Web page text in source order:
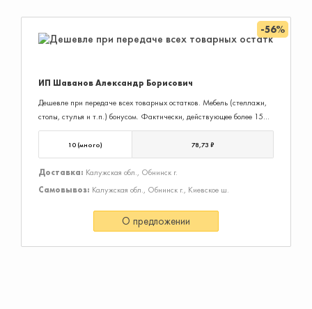
-56%
ИП Шаванов Александр Борисович
Дешевле при передаче всех товарных остатков. Мебель (стеллажи,
столы, стулья и т.п.) бонусом. Фактически, действующее более 15
лет дело.
10 (много) 78,73 ₽
Доставка: Калужская обл., Обнинск г.
Самовывоз: Калужская обл., Обнинск г., Киевское ш.
О предложении